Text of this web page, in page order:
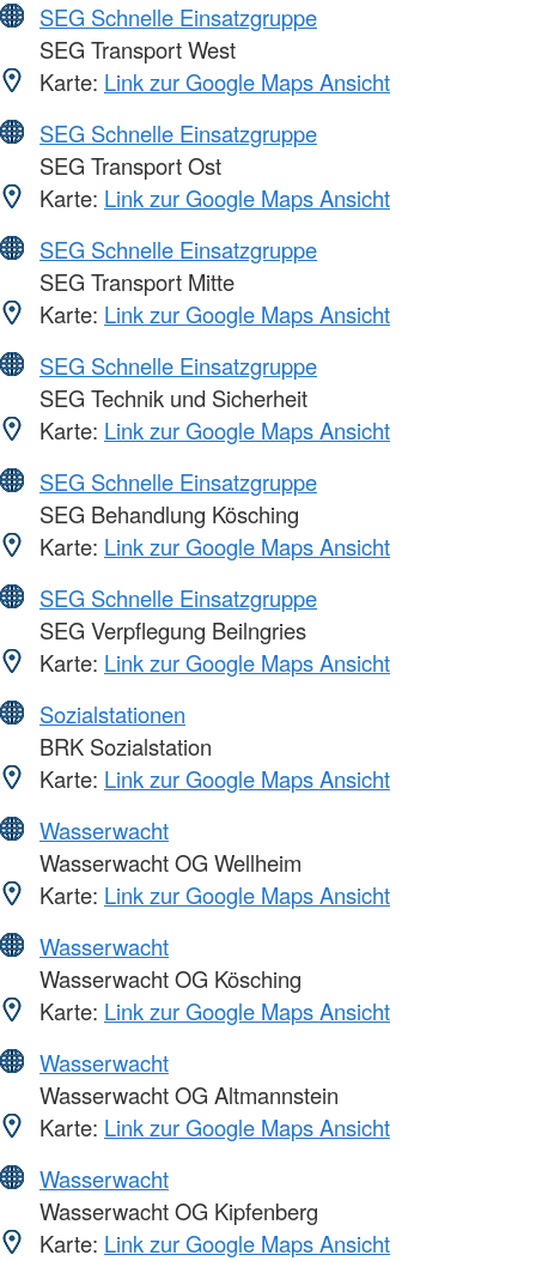
SEG Schnelle Einsatzgruppe
SEG Transport West
Karte: Link zur Google Maps Ansicht
SEG Schnelle Einsatzgruppe
SEG Transport Ost
Karte: Link zur Google Maps Ansicht
SEG Schnelle Einsatzgruppe
SEG Transport Mitte
Karte: Link zur Google Maps Ansicht
SEG Schnelle Einsatzgruppe
SEG Technik und Sicherheit
Karte: Link zur Google Maps Ansicht
SEG Schnelle Einsatzgruppe
SEG Behandlung Kösching
Karte: Link zur Google Maps Ansicht
SEG Schnelle Einsatzgruppe
SEG Verpflegung Beilngries
Karte: Link zur Google Maps Ansicht
Sozialstationen
BRK Sozialstation
Karte: Link zur Google Maps Ansicht
Wasserwacht
Wasserwacht OG Wellheim
Karte: Link zur Google Maps Ansicht
Wasserwacht
Wasserwacht OG Kösching
Karte: Link zur Google Maps Ansicht
Wasserwacht
Wasserwacht OG Altmannstein
Karte: Link zur Google Maps Ansicht
Wasserwacht
Wasserwacht OG Kipfenberg
Karte: Link zur Google Maps Ansicht